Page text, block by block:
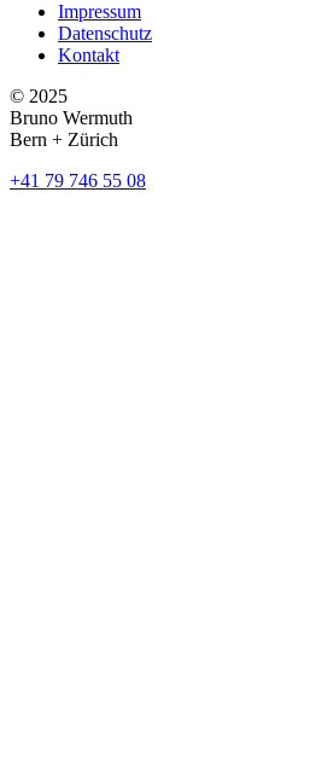
Impressum
Datenschutz
Kontakt
© 2025
Bruno Wermuth
Bern + Zürich
+41 79 746 55 08